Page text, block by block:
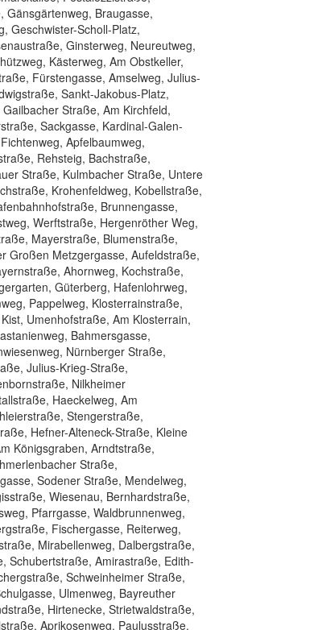
Gänsgärtenweg, Braugasse,
Geschwister-Scholl-Platz,
Ginsterweg, Neureutweg,
Kästerweg, Am Obstkeller,
Fürstengasse, Amselweg, Julius-
Sankt-Jakobus-Platz,
Straße, Am Kirchfeld,
Sackgasse, Kardinal-Galen-
Apfelbaumweg,
Rehsteig, Bachstraße,
Straße, Kulmbacher Straße, Untere
Krohenfeldweg, Kobellstraße,
Brunnengasse,
Werftstraße, Hergenröther Weg,
Mayerstraße, Blumenstraße,
Großen Metzgergasse, Aufeldstraße,
Ahornweg, Kochstraße,
Güterberg, Hafenlohrweg,
Pappelweg, Klosterrainstraße,
Umenhofstraße, Am Klosterrain,
Bahmersgasse,
Nürnberger Straße,
Julius-Krieg-Straße,
Nilkheimer
Haeckelweg, Am
Stengerstraße,
Hefner-Alteneck-Straße, Kleine
Königsgraben, Arndtstraße,
Straße,
Sodener Straße, Mendelweg,
Wiesenau, Bernhardstraße,
Pfarrgasse, Waldbrunnenweg,
Fischergasse, Reiterweg,
Mirabellenweg, Dalbergstraße,
Schubertstraße, Amirastraße, Edith-
Schweinheimer Straße,
Ulmenweg, Bayreuther
Hirtenecke, Strietwaldstraße,
Aprikosenweg, Paulusstraße,